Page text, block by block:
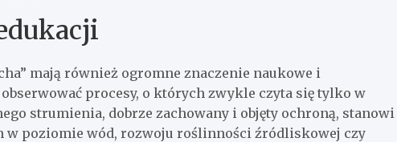
mają również ogromne znaczenie naukowe i
procesy, o których zwykle czyta się tylko w
strumienia, dobrze zachowany i objęty ochroną, stanowi
w poziomie wód, rozwoju roślinności źródliskowej czy